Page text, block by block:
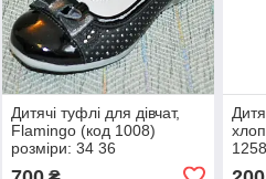
Дитячі туфлі для дівчат,
Flamingo (код 1008)
розміри: 34 36